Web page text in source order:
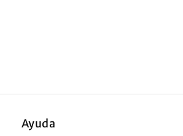
Ayuda